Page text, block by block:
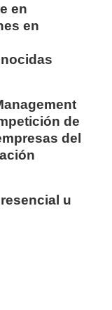
en
en
de
del
u